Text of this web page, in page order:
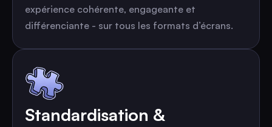
expérience cohérente, engageante et
différenciante - sur tous les formats d’écrans.
Standardisation &